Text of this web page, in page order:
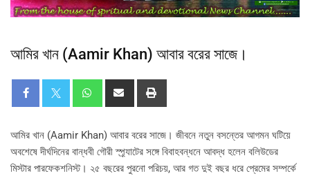
আমির খান (Aamir Khan) আবার বরের সাজে।
আমির খান (Aamir Khan) আবার বরের সাজে। জীবনে নতুন বসন্তের আগমন ঘটিয়ে
অবশেষে দীর্ঘদিনের বান্ধবী গৌরী স্প্র্যাটের সঙ্গে বিবাহবন্ধনে আবদ্ধ হলেন বলিউডের
মিস্টার পারফেকশনিস্ট। ২৫ বছরের পুরনো পরিচয়, আর গত দুই বছর ধরে প্রেমের সম্পর্কে